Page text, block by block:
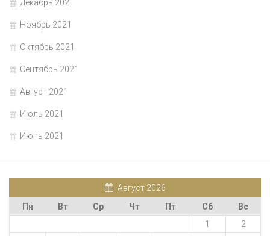
Декабрь 2021
Ноябрь 2021
Октябрь 2021
Сентябрь 2021
Август 2021
Июль 2021
Июнь 2021
Август 2026
Пн
Вт Ср Чт Пт Сб
Вс
1
2